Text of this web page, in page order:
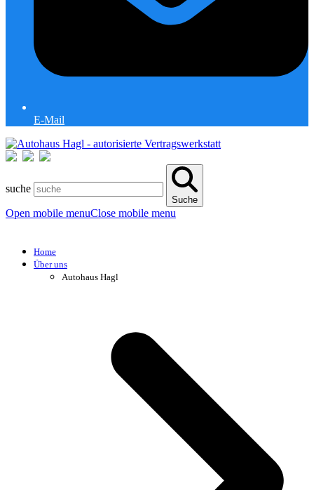
E-Mail
suche
Suche
Open mobile menuClose mobile menu
Home
Über uns
Autohaus Hagl